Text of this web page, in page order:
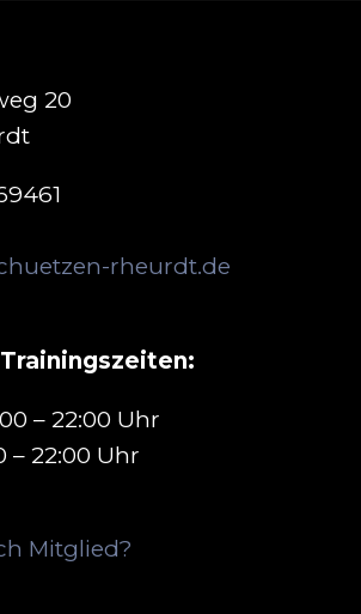
20
rheurdt.de
– 22:00 Uhr
– 22:00 Uhr
Mitglied?